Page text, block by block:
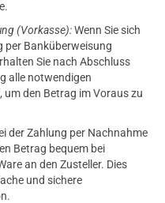
(Vorkasse):Wenn Sie sich
per Banküberweisung
Sie nach Abschluss
alle notwendigen
den Betrag im Voraus zu
der Zahlung per Nachnahme
Betrag bequem bei
an den Zusteller. Dies
und sichere